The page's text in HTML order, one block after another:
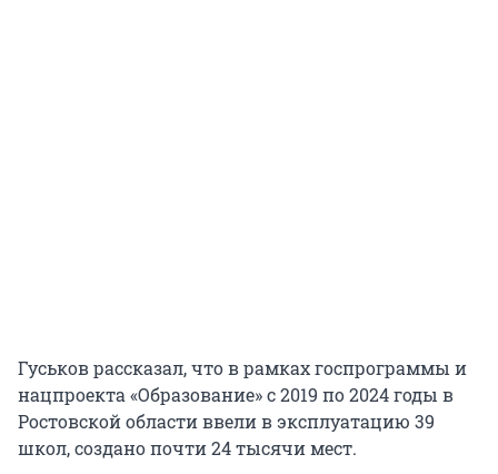
Гуськов рассказал, что в рамках госпрограммы и
нацпроекта «Образование» с 2019 по 2024 годы в
Ростовской области ввели в эксплуатацию 39
школ, создано почти 24 тысячи мест.